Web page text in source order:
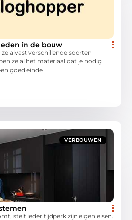
in de bouw
alvast verschillende soorten
ze al het materiaal dat je nodig
goed einde
VERBOUWEN
stelt ieder tijdperk zijn eigen eisen.